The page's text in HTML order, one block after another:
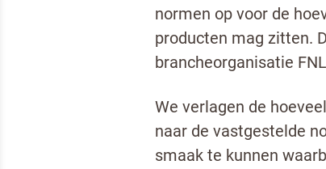
normen op voor de
producten mag zitten.
brancheorganisatie
We verlagen de
naar de vastgestelde
smaak te kunnen